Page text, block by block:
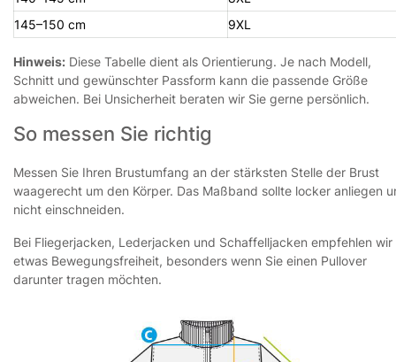
145–150 cm
9XL
Hinweis: Diese Tabelle dient als Orientierung. Je nach Modell,
Schnitt und gewünschter Passform kann die passende Größe
abweichen. Bei Unsicherheit beraten wir Sie gerne persönlich.
So messen Sie richtig
Messen Sie Ihren Brustumfang an der stärksten Stelle der Brust
waagerecht um den Körper. Das Maßband sollte locker anliegen
nicht einschneiden.
Bei Fliegerjacken, Lederjacken und Schaffelljacken empfehlen wir
etwas Bewegungsfreiheit, besonders wenn Sie einen Pullover
darunter tragen möchten.